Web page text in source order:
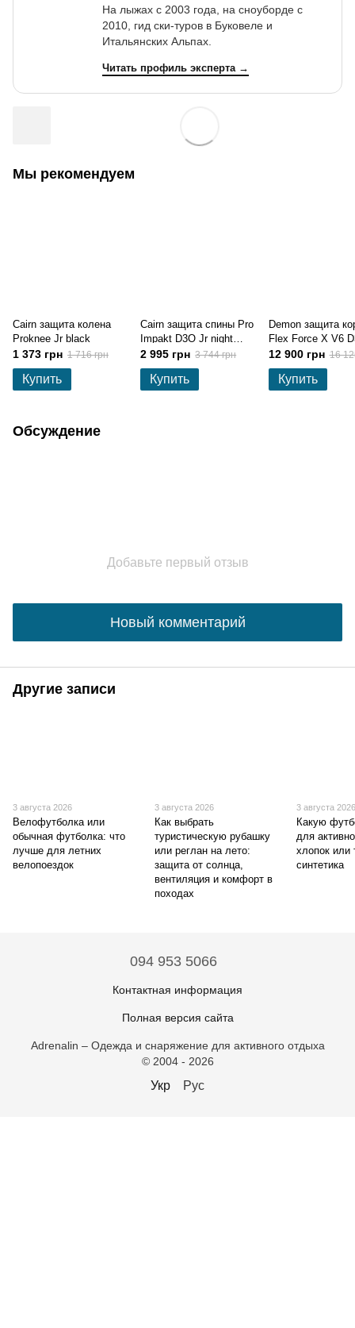
На лыжах с 2003 года, на сноуборде с
2010, гид ски-туров в Буковеле и
Итальянских Альпах.
Читать профиль эксперта →
Мы рекомендуем
Cairn защита колена
Proknee Jr black
1 373 грн 1 716 грн
Купить
Cairn защита спины Pro
Impakt D3O Jr night
sky-camo 6
2 995 грн 3 744 грн
Купить
Demon защита
Flex Force X V6
12 900 грн 16
Купить
Обсуждение
Добавьте первый отзыв
Новый комментарий
Другие записи
3 августа 2026
Велофутболка или
обычная футболка: что
лучше для летних
велопоездок
3 августа 2026
Как выбрать
туристическую рубашку
или реглан на лето:
защита от солнца,
вентиляция и комфорт в
походах
3 августа
Какую
для
хлопок или
синтетика
094 953 5066
Контактная информация
Полная версия сайта
Adrenalin – Одежда и снаряжение для активного отдыха
© 2004 - 2026
Укр Рус